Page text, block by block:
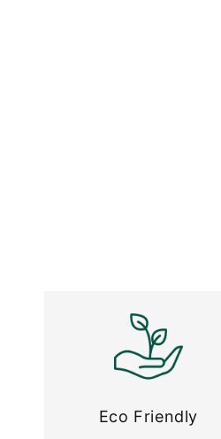
Eco Friendly